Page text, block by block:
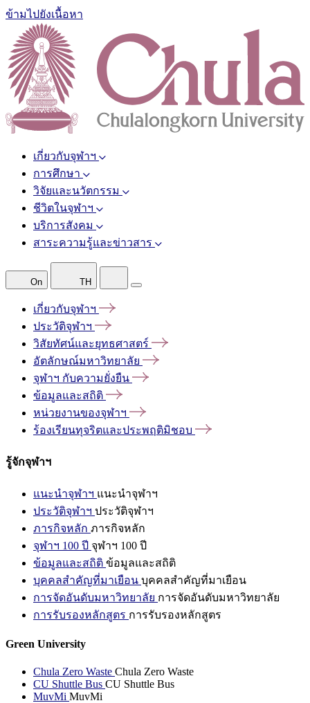
ข้ามไปยังเนื้อหา
เกี่ยวกับจุฬาฯ
การศึกษา
วิจัยและนวัตกรรม
ชีวิตในจุฬาฯ
บริการสังคม
สาระความรู้และข่าวสาร
On TH
เกี่ยวกับจุฬาฯ
ประวัติจุฬาฯ
วิสัยทัศน์และยุทธศาสตร์
อัตลักษณ์มหาวิทยาลัย
จุฬาฯ กับความยั่งยืน
ข้อมูลและสถิติ
หน่วยงานของจุฬาฯ
ร้องเรียนทุจริตและประพฤติมิชอบ
รู้จักจุฬาฯ
แนะนำจุฬาฯ แนะนำจุฬาฯ
ประวัติจุฬาฯ ประวัติจุฬาฯ
ภารกิจหลัก ภารกิจหลัก
จุฬาฯ 100 ปี จุฬาฯ 100 ปี
ข้อมูลและสถิติ ข้อมูลและสถิติ
บุคคลสำคัญที่มาเยือน บุคคลสำคัญที่มาเยือน
การจัดอันดับมหาวิทยาลัย การจัดอันดับมหาวิทยาลัย
การรับรองหลักสูตร การรับรองหลักสูตร
Green University
Chula Zero Waste Chula Zero Waste
CU Shuttle Bus CU Shuttle Bus
MuvMi MuvMi